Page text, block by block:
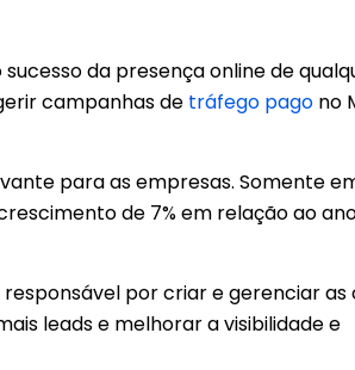
da presença online de
campanhas de tráfego pago no
para as empresas. Somente
de 7% em relação ao
por criar e gerenciar
leads e melhorar a visibilidade e